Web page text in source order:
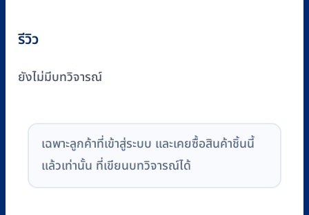
รีวิว
ยังไม่มีบทวิจารณ์
เฉพาะลูกค้าที่เข้าสู่ระบบ และเคยซื้อสินค้าชิ้นนี้
แล้วเท่านั้น ที่เขียนบทวิจารณ์ได้